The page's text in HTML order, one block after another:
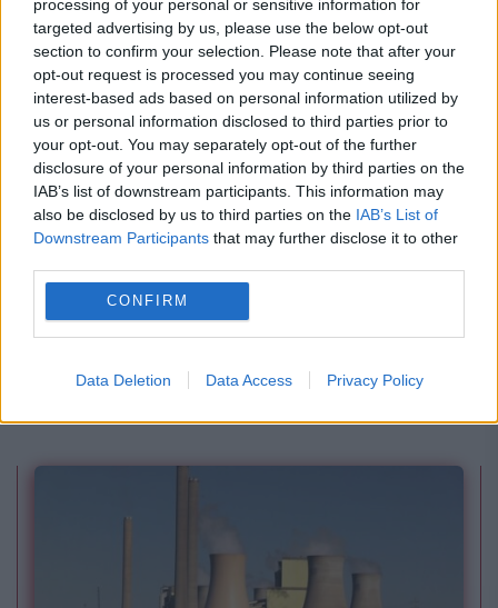
processing of your personal or sensitive information for
targeted advertising by us, please use the below opt-out
section to confirm your selection. Please note that after your
opt-out request is processed you may continue seeing
interest-based ads based on personal information utilized by
us or personal information disclosed to third parties prior to
your opt-out. You may separately opt-out of the further
disclosure of your personal information by third parties on the
IAB’s list of downstream participants. This information may
also be disclosed by us to third parties on the IAB’s List of
Downstream Participants that may further disclose it to other
CONFIRM
Data Deletion Data Access Privacy Policy
amintire
SOCIAL
Amenzi pentru călătorii STB care vorbesc pe
speaker sau ascultă muzică fără căști. Ce se